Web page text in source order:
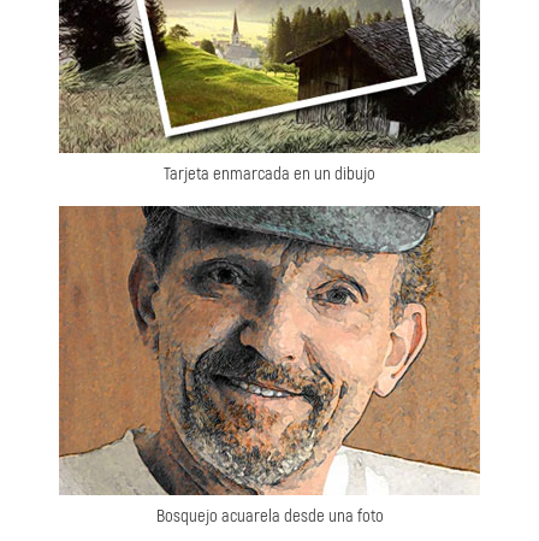
Tarjeta enmarcada en un dibujo
Bosquejo acuarela desde una foto